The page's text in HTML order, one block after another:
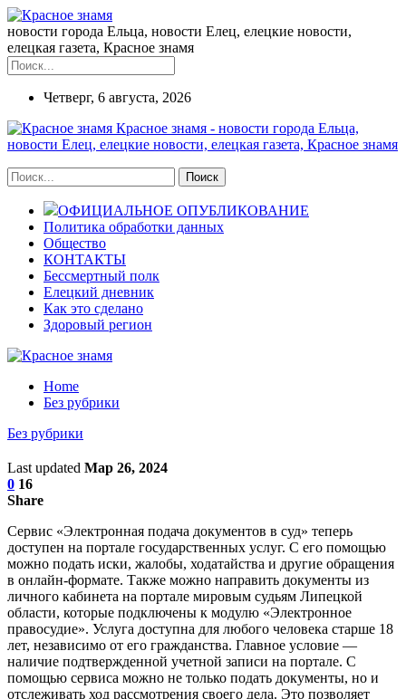
новости города Ельца, новости Елец, елецкие новости,
елецкая газета, Красное знамя
Четверг, 6 августа, 2026
Красное знамя - новости города Ельца,
новости Елец, елецкие новости, елецкая газета, Красное знамя
ОФИЦИАЛЬНОЕ ОПУБЛИКОВАНИЕ
Политика обработки данных
Общество
КОНТАКТЫ
Бессмертный полк
Елецкий дневник
Как это сделано
Здоровый регион
Home
Без рубрики
Без рубрики
Last updated Мар 26, 2024
0 16
Share
Сервис «Электронная подача документов в суд» теперь
доступен на портале государственных услуг. С его помощью
можно подать иски, жалобы, ходатайства и другие обращения
в онлайн-формате. Также можно направить документы из
личного кабинета на портале мировым судьям Липецкой
области, которые подключены к модулю «Электронное
правосудие». Услуга доступна для любого человека старше 18
лет, независимо от его гражданства. Главное условие —
наличие подтвержденной учетной записи на портале. С
помощью сервиса можно не только подать документы, но и
отслеживать ход рассмотрения своего дела. Это позволяет